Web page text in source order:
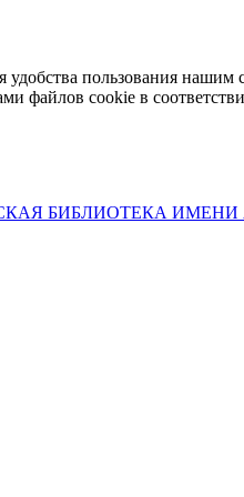
пользования нашим
файлов cookie в
БИБЛИОТЕКА